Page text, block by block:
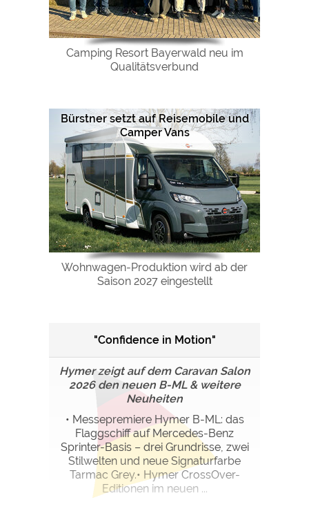
Camping Resort Bayerwald neu im
Qualitätsverbund
Bürstner setzt auf Reisemobile und
Camper Vans
Wohnwagen-Produktion wird ab der
Saison 2027 eingestellt
"Confidence in Motion"
Hymer zeigt auf dem Caravan Salon
2026 den neuen B-ML & weitere
Neuheiten
• Messepremiere Hymer B-ML: das
Flaggschiff auf Mercedes-Benz
Sprinter-Basis – drei Grundrisse, zwei
Stilwelten und neue Signaturfarbe
Tarmac Grey.• Hymer CrossOver-
Editionen im neuen ...